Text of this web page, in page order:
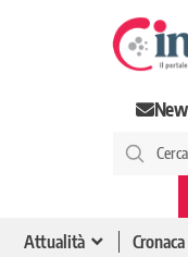
Attualità Cronaca